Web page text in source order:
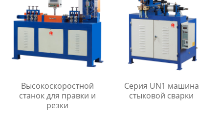
Высокоскоростной
станок для правки и
резки
Серия UN1 машина
стыковой сварки